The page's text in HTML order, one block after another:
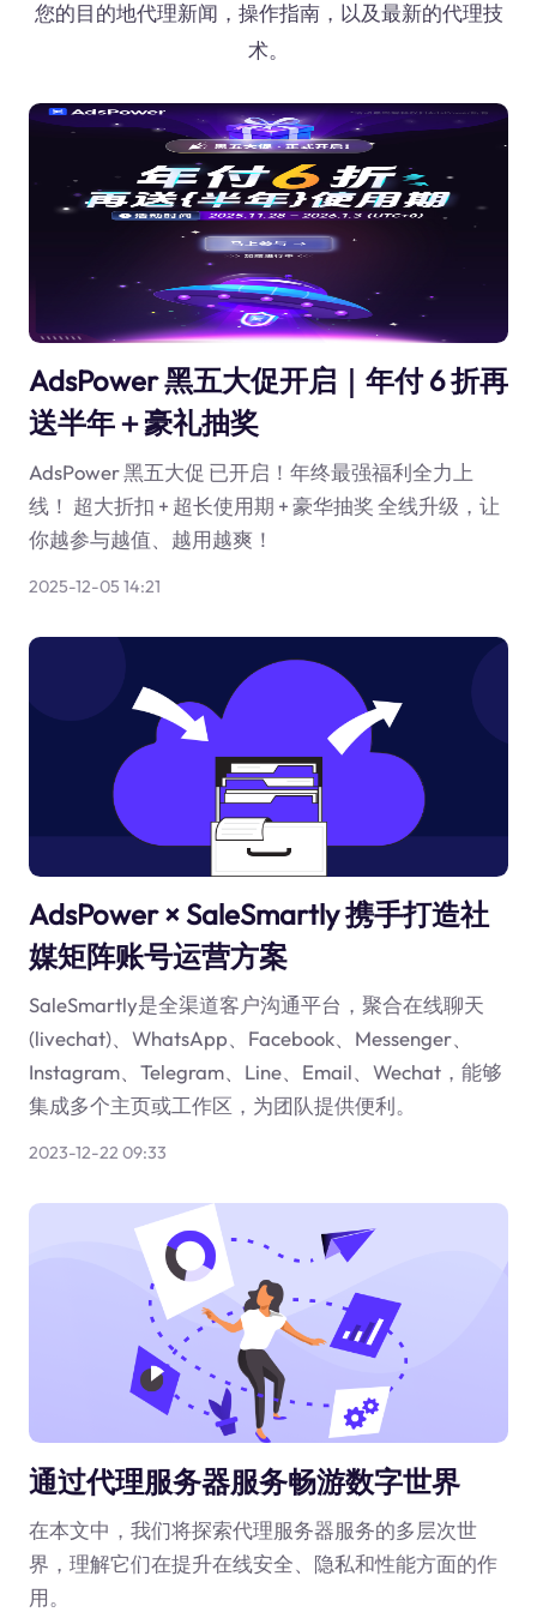
您的目的地代理新闻，操作指南，以及最新的代理技
术。
AdsPower 黑五大促开启｜年付 6 折再
送半年＋豪礼抽奖
AdsPower 黑五大促 已开启！年终最强福利全力上
线！ 超大折扣 + 超长使用期 + 豪华抽奖 全线升级，让
你越参与越值、越用越爽！
2025-12-05 14:21
AdsPower × SaleSmartly 携手打造社
媒矩阵账号运营方案
SaleSmartly是全渠道客户沟通平台，聚合在线聊天
(livechat)、WhatsApp、Facebook、Messenger、
Instagram、Telegram、Line、Email、Wechat，能够
集成多个主页或工作区，为团队提供便利。
2023-12-22 09:33
通过代理服务器服务畅游数字世界
在本文中，我们将探索代理服务器服务的多层次世
界，理解它们在提升在线安全、隐私和性能方面的作
用。